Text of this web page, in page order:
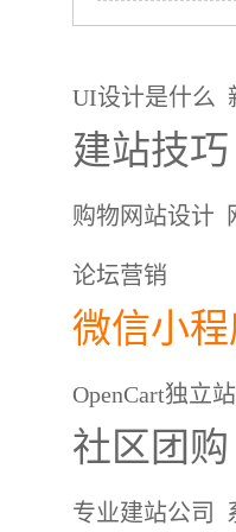
UI设计是什么
建站技巧
购物网站设计
论坛营销
微信小程
OpenCart独立站
社区团购
专业建站公司